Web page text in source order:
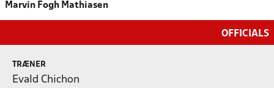
Marvin Fogh Mathiasen
OFFICIALS
TRÆNER
Evald Chichon